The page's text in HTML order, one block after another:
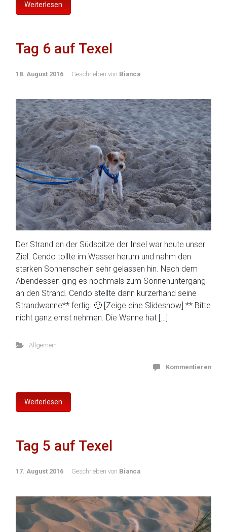
Weiterlesen
Tag 6 auf Texel
18. August 2016 Geschrieben von Bianca
Der Strand an der Südspitze der Insel war heute unser
Ziel. Cendo tollte im Wasser herum und nahm den
starken Sonnenschein sehr gelassen hin. Nach dem
Abendessen ging es nochmals zum Sonnenuntergang
an den Strand. Cendo stellte dann kurzerhand seine
Strandwanne** fertig. 🙂 [Zeige eine Slideshow] ** Bitte
nicht ganz ernst nehmen. Die Wanne hat […]
Allgemein
Kommentieren
Weiterlesen
Tag 5 auf Texel
17. August 2016 Geschrieben von Bianca